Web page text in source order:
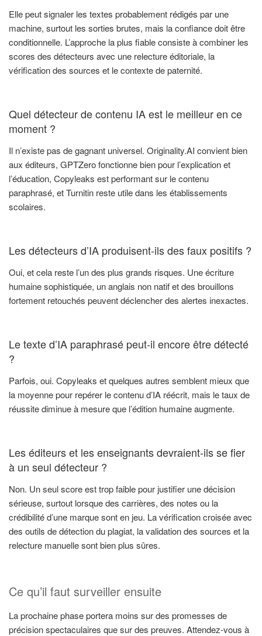
Elle peut signaler les textes probablement rédigés par une
machine, surtout les sorties brutes, mais la confiance doit être
conditionnelle. L’approche la plus fiable consiste à combiner les
scores des détecteurs avec une relecture éditoriale, la
vérification des sources et le contexte de paternité.
Quel détecteur de contenu IA est le meilleur en ce
moment ?
Il n’existe pas de gagnant universel. Originality.AI convient bien
aux éditeurs, GPTZero fonctionne bien pour l’explication et
l’éducation, Copyleaks est performant sur le contenu
paraphrasé, et Turnitin reste utile dans les établissements
scolaires.
Les détecteurs d’IA produisent-ils des faux positifs ?
Oui, et cela reste l’un des plus grands risques. Une écriture
humaine sophistiquée, un anglais non natif et des brouillons
fortement retouchés peuvent déclencher des alertes inexactes.
Le texte d’IA paraphrasé peut-il encore être détecté
?
Parfois, oui. Copyleaks et quelques autres semblent mieux que
la moyenne pour repérer le contenu d’IA réécrit, mais le taux de
réussite diminue à mesure que l’édition humaine augmente.
Les éditeurs et les enseignants devraient-ils se fier
à un seul détecteur ?
Non. Un seul score est trop faible pour justifier une décision
sérieuse, surtout lorsque des carrières, des notes ou la
crédibilité d’une marque sont en jeu. La vérification croisée avec
des outils de détection du plagiat, la validation des sources et la
relecture manuelle sont bien plus sûres.
Ce qu’il faut surveiller ensuite
La prochaine phase portera moins sur des promesses de
précision spectaculaires que sur des preuves. Attendez-vous à